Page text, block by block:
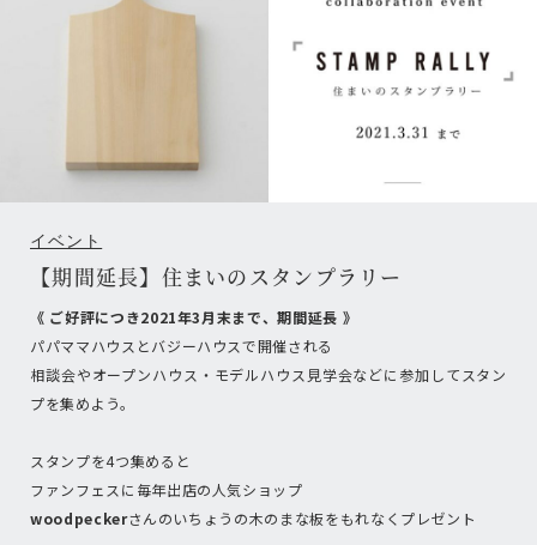
イベント
【期間延長】住まいのスタンプラリー
《 ご好評につき2021年3月末まで、期間延長 》
パパママハウスとバジーハウスで開催される
相談会やオープンハウス・モデルハウス見学会などに参加してスタン
プを集めよう。
スタンプを4つ集めると
ファンフェスに毎年出店の人気ショップ
woodpeckerさんのいちょうの木のまな板をもれなくプレゼント